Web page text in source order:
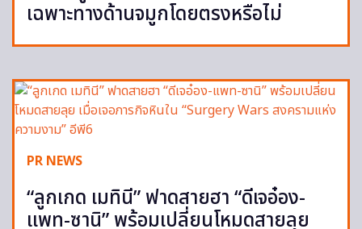
เฉพาะทางด้านจมูกโดยตรงหรือไม่
PR NEWS
“ลูกเกด เมทินี” ฟาดสายฮา “ดีเจอ๋อง-
แพท-ซานิ” พร้อมเปลี่ยนโหมดสายลุย